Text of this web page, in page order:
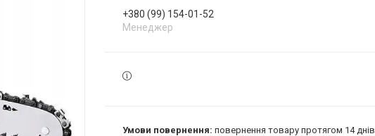
+380 (99) 154-01-52
Менеджер
повернення товару протягом 14 днів